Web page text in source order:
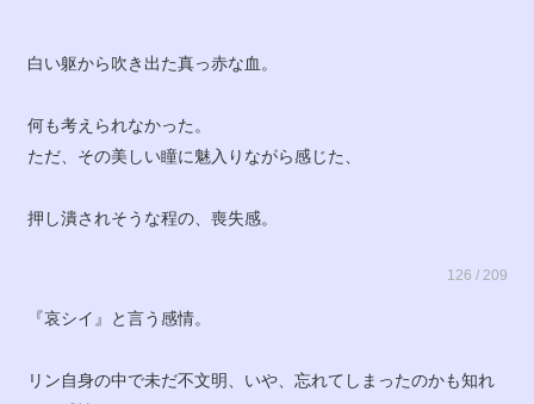
白い躯から吹き出た真っ赤な血。
何も考えられなかった。
ただ、その美しい瞳に魅入りながら感じた、
押し潰されそうな程の、喪失感。
126 / 209
『哀シイ』と言う感情。
リン自身の中で未だ不文明、いや、忘れてしまったのかも知れ